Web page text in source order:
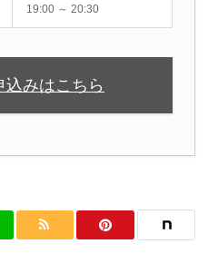
19:00 ～ 20:30
込みはこちら